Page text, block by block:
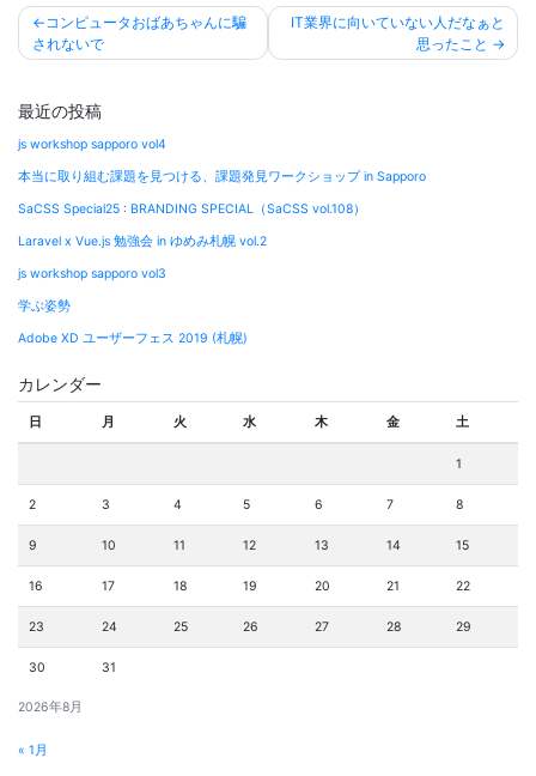
投
稿
ビ
ゲ
ー
シ
ョ
コンピュータおばあちゃんに騙
されないで
IT業界に向いていない人だなぁと
思ったこと
最近の投稿
js workshop sapporo vol4
本当に取り組む課題を見つける、課題発見ワークショップ in Sapporo
SaCSS Special25 : BRANDING SPECIAL（SaCSS vol.108）
Laravel x Vue.js 勉強会 in ゆめみ札幌 vol.2
js workshop sapporo vol3
学ぶ姿勢
Adobe XD ユーザーフェス 2019 (札幌)
カレンダー
2026年8月
日 月 火 水 木 金 土
1
2 3 4 5 6 7 8
9 10 11 12 13 14 15
16 17 18 19 20 21 22
23 24 25 26 27 28 29
30 31
« 1月